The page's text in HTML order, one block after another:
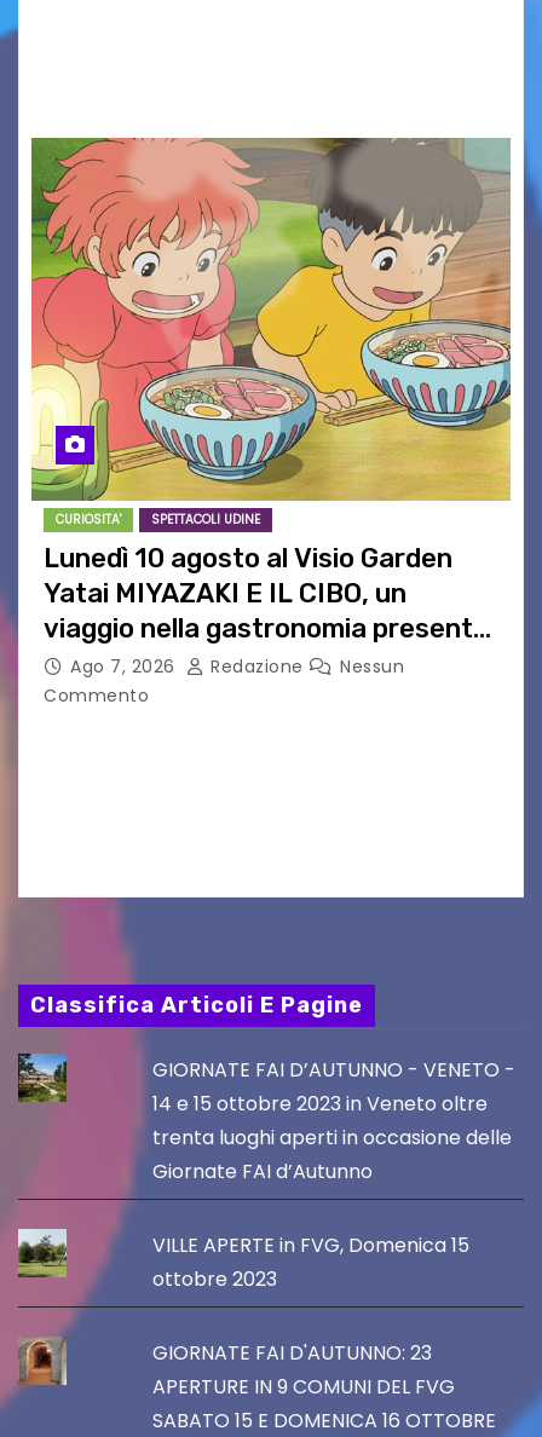
CURIOSITA' SPETTACOLI UDINE
Lunedì 10 agosto al Visio Garden
Yatai MIYAZAKI E IL CIBO, un
viaggio nella gastronomia presente
nei film di Hayao Miyazaki!
Ago 7, 2026 Redazione
Nessun
Commento
Classifica Articoli E Pagine
GIORNATE FAI D’AUTUNNO - VENETO -
14 e 15 ottobre 2023 in Veneto oltre
trenta luoghi aperti in occasione delle
Giornate FAI d’Autunno
VILLE APERTE in FVG, Domenica 15
ottobre 2023
GIORNATE FAI D'AUTUNNO: 23
APERTURE IN 9 COMUNI DEL FVG
SABATO 15 E DOMENICA 16 OTTOBRE